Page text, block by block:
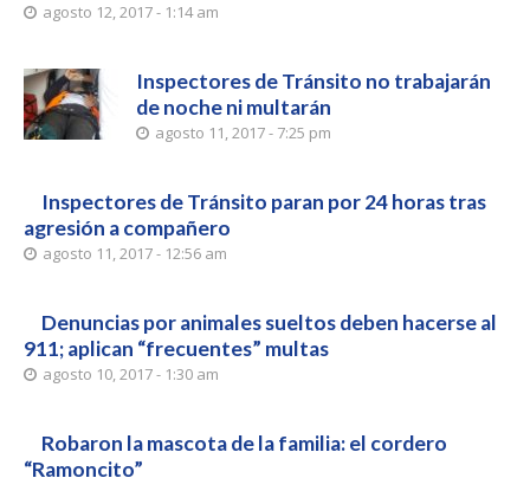
agosto 12, 2017 - 1:14 am
Inspectores de Tránsito no trabajarán
de noche ni multarán
agosto 11, 2017 - 7:25 pm
Inspectores de Tránsito paran por 24 horas tras
agresión a compañero
agosto 11, 2017 - 12:56 am
Denuncias por animales sueltos deben hacerse al
911; aplican “frecuentes” multas
agosto 10, 2017 - 1:30 am
Robaron la mascota de la familia: el cordero
“Ramoncito”